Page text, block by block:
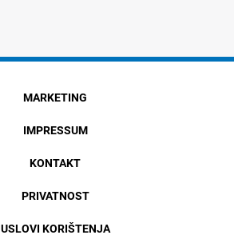
MARKETING
IMPRESSUM
KONTAKT
PRIVATNOST
USLOVI KORIŠTENJA